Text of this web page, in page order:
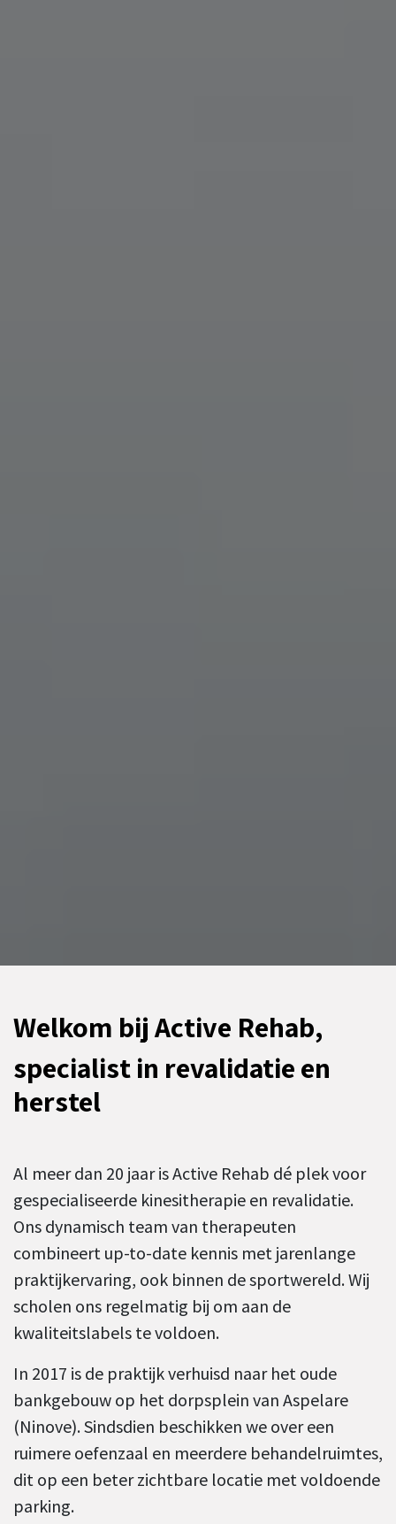
Welkom bij Active Rehab,
specialist in revalidatie en
herstel
Al meer dan 20 jaar is Active Rehab dé plek voor
gespecialiseerde kinesitherapie en revalidatie.
Ons dynamisch team van therapeuten
combineert up-to-date kennis met jarenlange
praktijkervaring, ook binnen de sportwereld. Wij
scholen ons regelmatig bij om aan de
kwaliteitslabels te voldoen.
In 2017 is de praktijk verhuisd naar het oude
bankgebouw op het dorpsplein van Aspelare
(Ninove). Sindsdien beschikken we over een
ruimere oefenzaal en meerdere behandelruimtes,
dit op een beter zichtbare locatie met voldoende
parking.